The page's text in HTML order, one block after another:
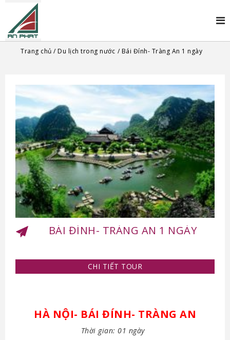
Trang chủ Du lịch trong nước Bái Đính- Tràng An 1 ngày
BÁI ĐÍNH- TRÀNG AN 1 NGÀY
CHI TIẾT TOUR
HÀ NỘI- BÁI ĐÍNH- TRÀNG AN
Thời gian: 01 ngày